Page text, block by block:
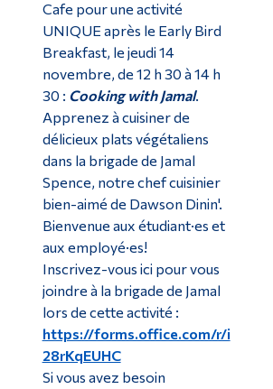
Cafe pour une activité
UNIQUE après le Early Bird
Breakfast, le jeudi 14
novembre, de 12 h 30 à 14 h
30 : Cooking with Jamal.
Apprenez à cuisiner de
délicieux plats végétaliens
dans la brigade de Jamal
Spence, notre chef cuisinier
bien-aimé de Dawson Dinin'.
Bienvenue aux étudiant·es et
aux employé·es!
Inscrivez-vous ici pour vous
joindre à la brigade de Jamal
lors de cette activité :
https://forms.office.com/r/i
28rKqEUHC
Si vous avez besoin